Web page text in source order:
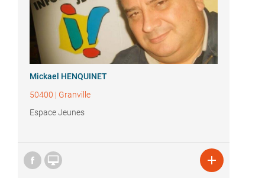
Mickael HENQUINET
50400 | Granville
Espace Jeunes
 